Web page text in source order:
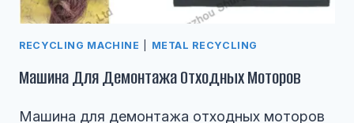
RECYCLING MACHINE METAL RECYCLING
Машина Для Демонтажа Отходных Моторов
Машина для демонтажа отходных моторов